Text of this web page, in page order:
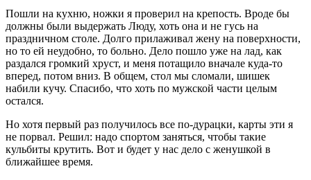
Пошли на кухню, ножки я проверил на крепость. Вроде бы
должны были выдержать Люду, хоть она и не гусь на
праздничном столе. Долго прилаживал жену на поверхности,
но то ей неудобно, то больно. Дело пошло уже на лад, как
раздался громкий хруст, и меня потащило вначале куда-то
вперед, потом вниз. В общем, стол мы сломали, шишек
набили кучу. Спасибо, что хоть по мужской части целым
остался.
Но хотя первый раз получилось все по-дурацки, карты эти я
не порвал. Решил: надо спортом заняться, чтобы такие
кульбиты крутить. Вот и будет у нас дело с женушкой в
ближайшее время.